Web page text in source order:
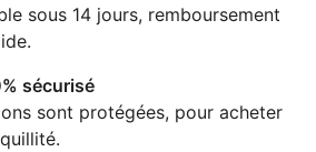
sous 14 jours, remboursement
sécurisé
sont protégées, pour acheter